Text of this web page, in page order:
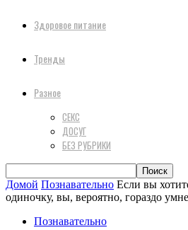
Здоровое питание
Тренды
Разное
СЕКС
ДОСУГ
БЕЗ РУБРИКИ
Домой Познавательно Если вы
одиночку, вы, вероятно, гораздо
Познавательно